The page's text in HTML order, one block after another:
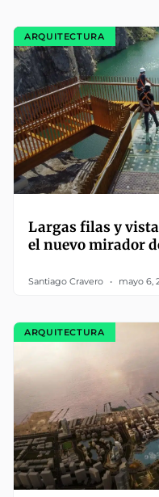
ARQUITECTURA
Largas filas y
el nuevo mirador
Santiago Cravero mayo 6,
ARQUITECTURA